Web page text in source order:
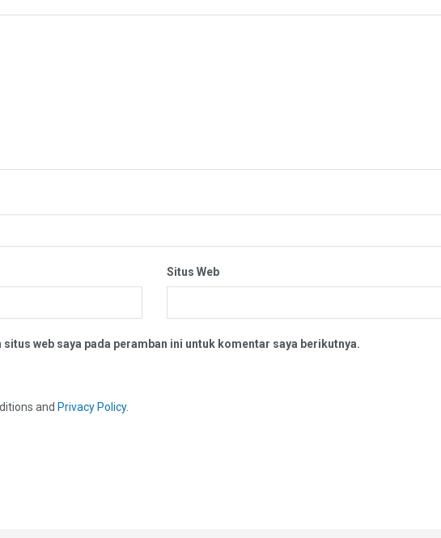
Situs Web
web saya pada peramban ini untuk komentar saya berikutnya.
and Privacy Policy.